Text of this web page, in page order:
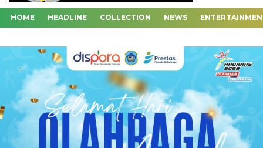
HOME HEADLINE COLLECTION NEWS